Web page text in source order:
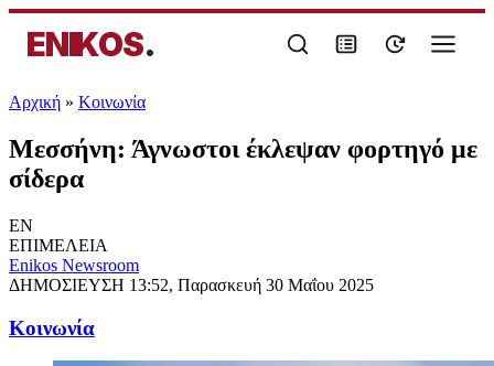
ENIKOS.
Αρχική » Κοινωνία
Μεσσήνη: Άγνωστοι έκλεψαν φορτηγό με
σίδερα
EN
ΕΠΙΜΕΛΕΙΑ
Enikos Newsroom
ΔΗΜΟΣΙΕΥΣΗ 13:52, Παρασκευή 30 Μαΐου 2025
Κοινωνία